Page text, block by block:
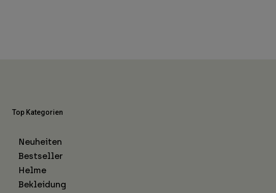
Top Kategorien
Neuheiten
Bestseller
Helme
Bekleidung